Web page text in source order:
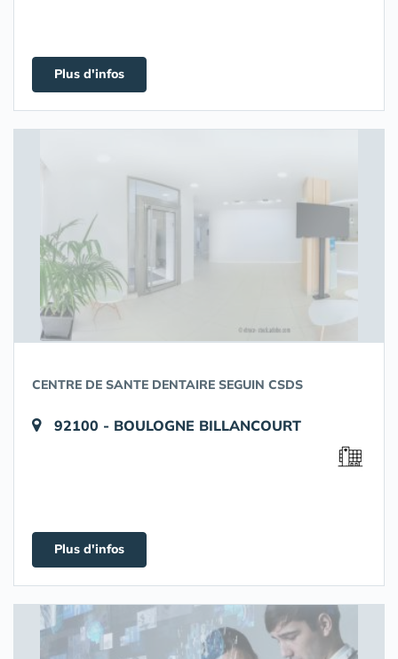
Plus d'infos
CENTRE DE SANTE DENTAIRE SEGUIN CSDS
92100 - BOULOGNE BILLANCOURT
Plus d'infos